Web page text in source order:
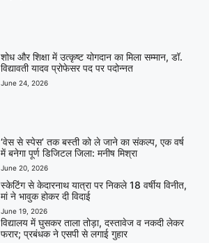
शोध और शिक्षा में उत्कृष्ट योगदान का मिला सम्मान, डॉ.
विद्यावती यादव प्रोफेसर पद पर पदोन्नत
June 24, 2026
‘वेस से स्पेस’ तक बस्ती को ले जाने का संकल्प, एक वर्ष
में बनेगा पूर्ण डिजिटल जिला: मनीष मिश्रा
June 20, 2026
स्केटिंग से केदारनाथ यात्रा पर निकले 18 वर्षीय विनीत,
मां ने भावुक होकर दी विदाई
June 19, 2026
विद्यालय में घुसकर ताला तोड़ा, दस्तावेज व नकदी लेकर
फरार; प्रबंधक ने एसपी से लगाई गुहार